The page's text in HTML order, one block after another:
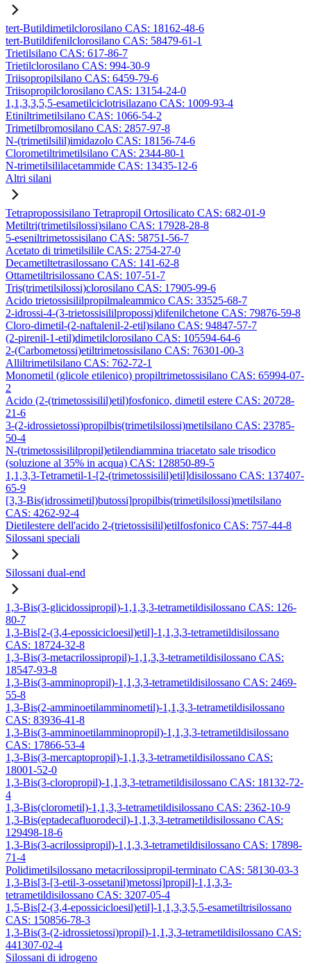
tert-Butildimetilclorosilano CAS: 18162-48-6
tert-Butildifenilclorosilano CAS: 58479-61-1
Trietilsilano CAS: 617-86-7
Trietilclorosilano CAS: 994-30-9
Triisopropilsilano CAS: 6459-79-6
Triisopropilclorosilano CAS: 13154-24-0
1,1,3,3,5,5-esametilciclotrisilazano CAS: 1009-93-4
Etiniltrimetilsilano CAS: 1066-54-2
Trimetilbromosilano CAS: 2857-97-8
N-(trimetilsilil)imidazolo CAS: 18156-74-6
Clorometiltrimetilsilano CAS: 2344-80-1
N-trimetilsililacetammide CAS: 13435-12-6
Altri silani
Tetrapropossisilano Tetrapropil Ortosilicato CAS: 682-01-9
Metiltri(trimetilsilossi)silano CAS: 17928-28-8
5-eseniltrimetossisilano CAS: 58751-56-7
Acetato di trimetilsilile CAS: 2754-27-0
Decametiltetrasilossano CAS: 141-62-8
Ottametiltrisilossano CAS: 107-51-7
Tris(trimetilsilossi)clorosilano CAS: 17905-99-6
Acido trietossisililpropilmaleammico CAS: 33525-68-7
2-idrossi-4-(3-trietossisililpropossi)difenilchetone CAS: 79876-59-8
Cloro-dimetil-(2-naftalenil-2-etil)silano CAS: 94847-57-7
(2-pirenil-1-etil)dimetilclorosilano CAS: 105594-64-6
2-(Carbometossi)etiltrimetossisilano CAS: 76301-00-3
Alliltrimetilsilano CAS: 762-72-1
Monometil (glicole etilenico) propiltrimetossisilano CAS: 65994-07-
2
Acido (2-(trimetossisilil)etil)fosfonico, dimetil estere CAS: 20728-
21-6
3-(2-idrossietossi)propilbis(trimetilsilossi)metilsilano CAS: 23785-
50-4
N-(trimetossisililpropil)etilendiammina triacetato sale trisodico
(soluzione al 35% in acqua) CAS: 128850-89-5
1,1,3,3-Tetrametil-1-[2-(trimetossisilil)etil]disilossano CAS: 137407-
65-9
[3,3-Bis(idrossimetil)butossi]propilbis(trimetilsilossi)metilsilano
CAS: 4262-92-4
Dietilestere dell'acido 2-(trietossisilil)etilfosfonico CAS: 757-44-8
Silossani speciali
Silossani dual-end
1,3-Bis(3-glicidossipropil)-1,1,3,3-tetrametildisilossano CAS: 126-
80-7
1,3-Bis[2-(3,4-epossicicloesil)etil]-1,1,3,3-tetrametildisilossano
CAS: 18724-32-8
1,3-Bis(3-metacrilossipropil)-1,1,3,3-tetrametildisilossano CAS:
18547-93-8
1,3-Bis(3-amminopropil)-1,1,3,3-tetrametildisilossano CAS: 2469-
55-8
1,3-Bis(2-amminoetilamminometil)-1,1,3,3-tetrametildisilossano
CAS: 83936-41-8
1,3-Bis(3-amminoetilamminopropil)-1,1,3,3-tetrametildisilossano
CAS: 17866-53-4
1,3-Bis(3-mercaptopropil)-1,1,3,3-tetrametildisilossano CAS:
18001-52-0
1,3-Bis(3-cloropropil)-1,1,3,3-tetrametildisilossano CAS: 18132-72-
4
1,3-Bis(clorometil)-1,1,3,3-tetrametildisilossano CAS: 2362-10-9
1,3-Bis(eptadecafluorodecil)-1,1,3,3-tetrametildisilossano CAS:
129498-18-6
1,3-Bis(3-acrilossipropil)-1,1,3,3-tetrametildisilossano CAS: 17898-
71-4
Polidimetilsilossano metacrilossipropil-terminato CAS: 58130-03-3
1,3-Bis[3-[3-etil-3-ossetanil)metossi]propil]-1,1,3,3-
tetrametildisilossano CAS: 3207-05-4
1,5-Bis[2-(3,4-epossicicloesil)etil]-1,1,3,3,5,5-esametiltrisilossano
CAS: 150856-78-3
1,3-Bis(3-(2-idrossietossi)propil)-1,1,3,3-tetrametildisilossano CAS:
441307-02-4
Silossani di idrogeno